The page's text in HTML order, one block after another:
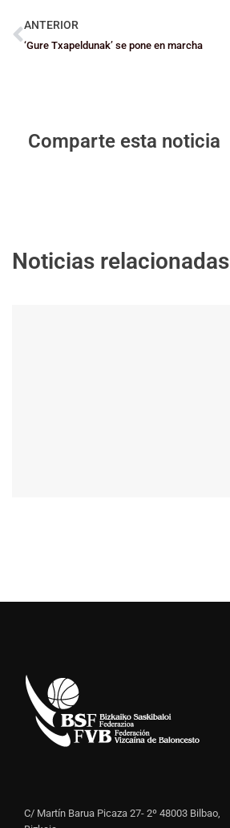
ANTERIOR
‘Gure Txapeldunak’ se pone en marcha
Comparte esta noticia
Noticias relacionadas
C/ Martín Barua Picaza 27- 2º 48003 Bilbao,